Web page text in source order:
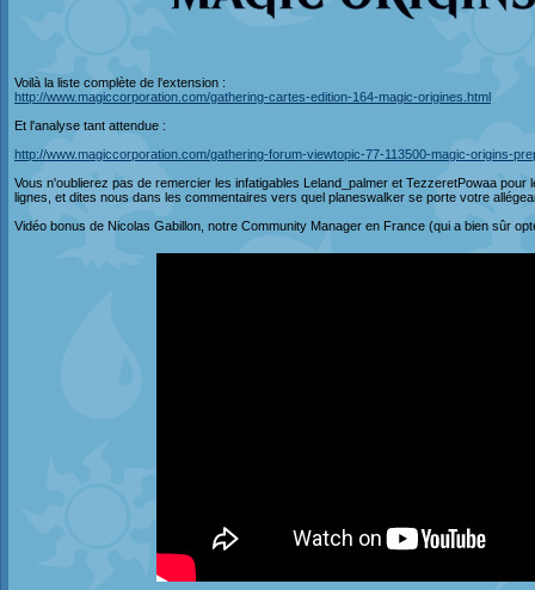
Voilà la liste complète de l'extension :
http://www.magiccorporation.com/gathering-cartes-edition-164-magic-origines.html
Et l'analyse tant attendue :
http://www.magiccorporation.com/gathering-forum-viewtopic-77-113500-magic-origins-
Vous n'oublierez pas de remercier les infatigables Leland_palmer et TezzeretPowaa
lignes, et dites nous dans les commentaires vers quel planeswalker se porte votre
Vidéo bonus de Nicolas Gabillon, notre Community Manager en France (qui a bien sûr